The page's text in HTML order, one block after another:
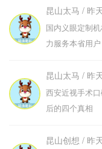
昆山太马 / 昨
国内义眼定制
力服务本省用户
昆山太马 / 昨
西安近视手术
后的四个真相
昆山创想 / 昨